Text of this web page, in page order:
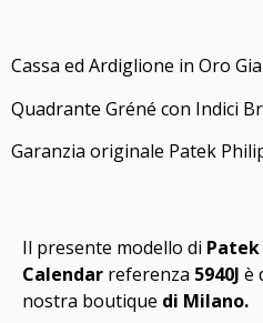
Cassa ed Ardiglione in Oro
Quadrante Gréné con Indici
Garanzia originale Patek
Il presente modello di
Calendar referenza 5940J è
nostra boutique di Milano.